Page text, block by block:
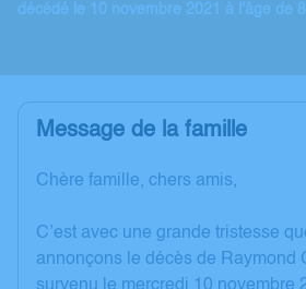
décédé le 10 novembre 2021 à l'âge de
Message de la famille
Chère famille, chers amis,
C’est avec une grande tristesse
annonçons le décès de Raymond